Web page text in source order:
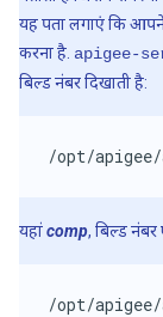
यह पता लगाएं कि
करना है. apigee-
बिल्ड नंबर दिखाती है:
/opt/
यहांcomp, बिल्ड
/opt/